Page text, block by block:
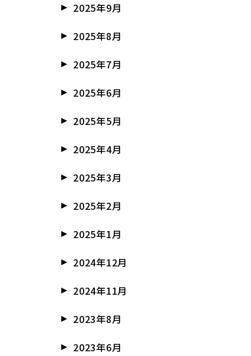
2025年9月
2025年8月
2025年7月
2025年6月
2025年5月
2025年4月
2025年3月
2025年2月
2025年1月
2024年12月
2024年11月
2023年8月
2023年6月